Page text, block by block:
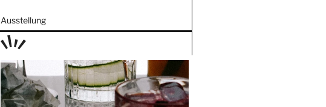
Ausstellung
TAGE
STIPP